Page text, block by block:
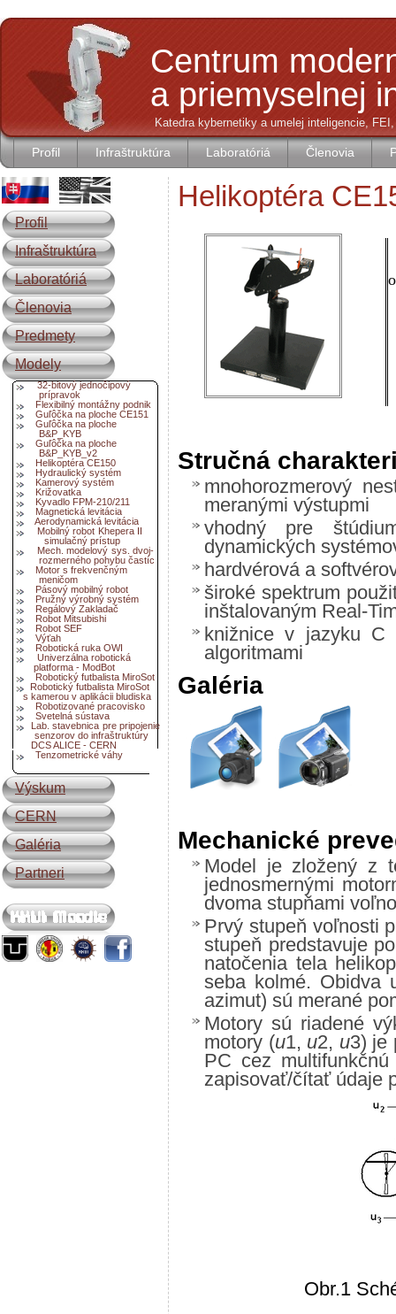
Centrum
a priemyselnej
Katedra kybernetiky a umelej inteligencie,
Profil Infraštruktúra Laboratóriá Členovia
Helikoptéra
Stručná
mnohorozmerový
meranými výstupmi
vhodný pre
dynamických
hardvérová a
široké spektrum
inštalovaným Real-
knižnice v jazyku C
algoritmami
Galéria
Mechanické
Model je zložený z
jednosmernými
dvoma stupňami
Prvý stupeň voľnosti
stupeň predstavuje
natočenia tela
seba kolmé. Obidva
azimut) sú merané
Motory sú riadené
motory (u1, u2, u3) je
PC cez
zapisovať/čítať údaje
Obr.1
Profil
Infraštruktúra
Laboratóriá
Členovia
Predmety
Modely
32-bitový jednočipový
prípravok
Flexibilný montážny podnik
Guľôčka na ploche CE151
Guľôčka na ploche
B&P_KYB
Guľôčka na ploche
B&P_KYB_v2
Helikoptéra CE150
Hydraulický systém
Kamerový systém
Križovatka
Kyvadlo FPM-210/211
Magnetická levitácia
Aerodynamická levitácia
Mobilný robot Khepera II
simulačný prístup
Mech. modelový sys. dvoj-
rozmerného pohybu častíc
Motor s frekvenčným
meničom
Pásový mobilný robot
Pružný výrobný systém
Regálový Zakladač
Robot Mitsubishi
Robot SEF
Výťah
Robotická ruka OWI
Univerzálna robotická
platforma - ModBot
Robotický futbalista MiroSot
Robotický futbalista MiroSot
s kamerou v aplikácii bludiska
Robotizované pracovisko
Svetelná sústava
Lab. stavebnica pre pripojenie
senzorov do infraštruktúry
DCS ALICE - CERN
Tenzometrické váhy
Výskum
CERN
Galéria
Partneri